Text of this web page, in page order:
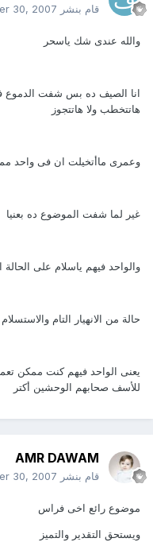
قام بنشر 30, 2007
والله عندى شك ياسحر
انا الصيف ده بس شفت الدموع
هاتتخطب ولا هاتتجوز
وعمرى ماأتخيلت ان فى واحد
غير لما شفت الموضوع ده بعنيا
والواحد فيهم ياسلام على الحالة
حالة من الانهيار التام
يعنى الواحد فيهم كنت ممكن
للأسف صحابهم الوحشين أكتر
AMR DAWAM
قام بنشر 30, 2007
موضوع رائع اخى فراس
ويستحق التقدير والتميز